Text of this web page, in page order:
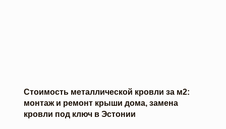
Стоимость металлической кровли за м2:
монтаж и ремонт крыши дома, замена
кровли под ключ в Эстонии